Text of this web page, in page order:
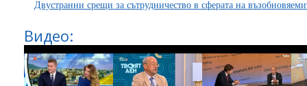
Двустранни срещи за сътрудничество в сферата на
Видео: